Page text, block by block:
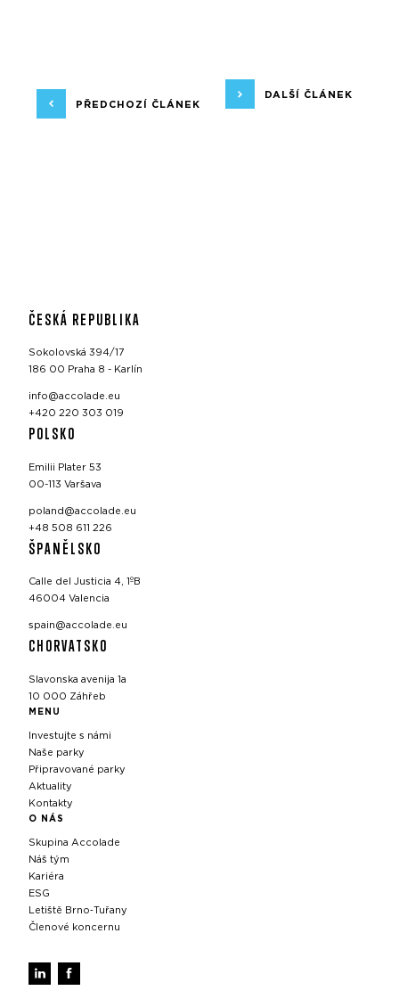
PŘEDCHOZÍ ČLÁNEK
DALŠÍ ČLÁNEK
ČESKÁ REPUBLIKA
Sokolovská 394/17
186 00 Praha 8 - Karlín
info@accolade.eu
+420 220 303 019
POLSKO
Emilii Plater 53
00-113 Varšava
poland@accolade.eu
+48 508 611 226
ŠPANĚLSKO
Calle del Justicia 4, 1ºB
46004 Valencia
spain@accolade.eu
CHORVATSKO
Slavonska avenija 1a
10 000 Záhřeb
MENU
Investujte s námi
Naše parky
Připravované parky
Aktuality
Kontakty
O NÁS
Skupina Accolade
Náš tým
Kariéra
ESG
Letiště Brno‑Tuřany
Členové koncernu